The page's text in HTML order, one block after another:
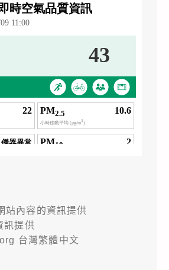
站內容的資訊提供
訊提供
台灣繁體中文